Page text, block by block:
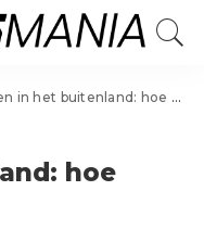
het buitenland: hoe bereid ik me voor?
hoe